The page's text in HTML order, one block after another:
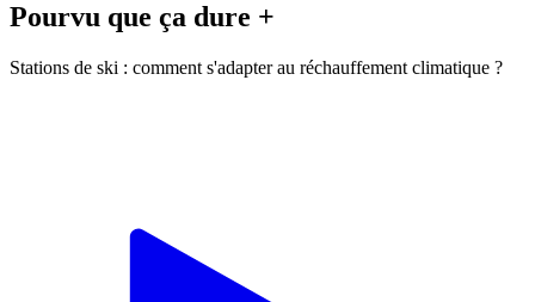
Pourvu que ça dure +
Stations de ski : comment s'adapter au réchauffement climatique ?